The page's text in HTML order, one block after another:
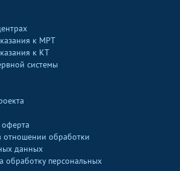
к МРТ
к КТ
системы
отношении обработки
данных
обработку персональных